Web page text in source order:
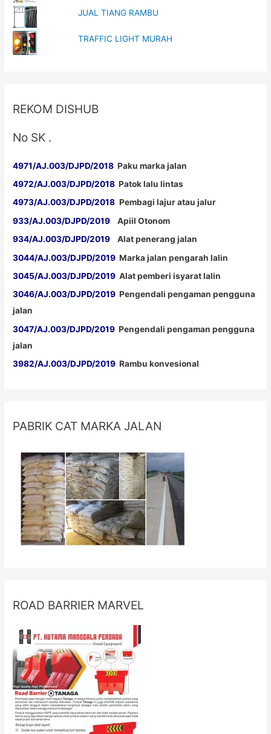
JUAL TIANG RAMBU
TRAFFIC LIGHT MURAH
REKOM DISHUB
No SK .
4971/AJ.003/DJPD/2018 Paku marka jalan
4972/AJ.003/DJPD/2018 Patok lalu lintas
4973/AJ.003/DJPD/2018 Pembagi lajur atau jalur
933/AJ.003/DJPD/2019 Apiil Otonom
934/AJ.003/DJPD/2019 Alat penerang jalan
3044/AJ.003/DJPD/2019 Marka jalan pengarah lalin
3045/AJ.003/DJPD/2019 Alat pemberi isyarat lalin
3046/AJ.003/DJPD/2019 Pengendali pengaman pengguna
jalan
3047/AJ.003/DJPD/2019 Pengendali pengaman pengguna
jalan
3982/AJ.003/DJPD/2019 Rambu konvesional
PABRIK CAT MARKA JALAN
ROAD BARRIER MARVEL